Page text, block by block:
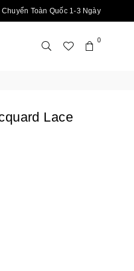
Chuyển Toàn Quốc 1-3 Ngày
0
Lace